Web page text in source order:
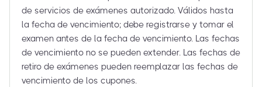
de servicios de exámenes autorizado. Válidos hasta
la fecha de vencimiento; debe registrarse y tomar el
examen antes de la fecha de vencimiento. Las fechas
de vencimiento no se pueden extender. Las fechas de
retiro de exámenes pueden reemplazar las fechas de
vencimiento de los cupones.